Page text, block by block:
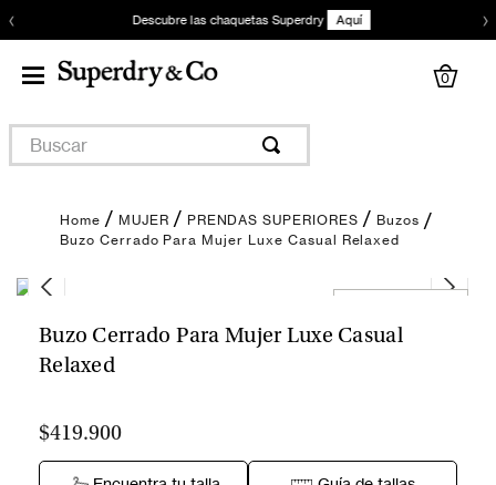
‹ Descubre las chaquetas Superdry Aquí ›
0
Buscar
MUJER PRENDAS SUPERIORES
Buzos
Buzo Cerrado Para Mujer Luxe Casual Relaxed
Buzo Cerrado Para Mujer Luxe Casual
Relaxed
$419.900